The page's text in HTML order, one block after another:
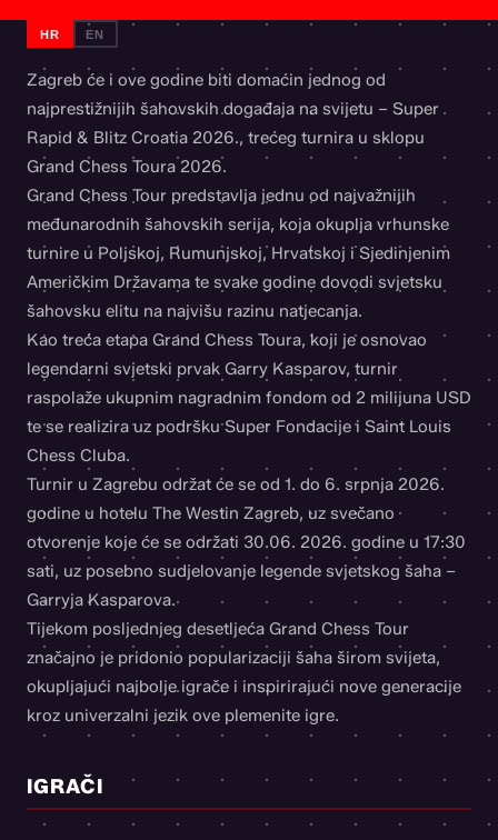
HR EN
Zagreb će i ove godine biti domaćin jednog od
najprestižnijih šahovskih događaja na svijetu – Super
Rapid & Blitz Croatia 2026., trećeg turnira u sklopu
Grand Chess Toura 2026.
Grand Chess Tour predstavlja jednu od najvažnijih
međunarodnih šahovskih serija, koja okuplja vrhunske
turnire u Poljskoj, Rumunjskoj, Hrvatskoj i Sjedinjenim
Američkim Državama te svake godine dovodi svjetsku
šahovsku elitu na najvišu razinu natjecanja.
Kao treća etapa Grand Chess Toura, koji je osnovao
legendarni svjetski prvak Garry Kasparov, turnir
raspolaže ukupnim nagradnim fondom od 2 milijuna USD
te se realizira uz podršku Super Fondacije i Saint Louis
Chess Cluba.
Turnir u Zagrebu održat će se od 1. do 6. srpnja 2026.
godine u hotelu The Westin Zagreb, uz svečano
otvorenje koje će se održati 30.06. 2026. godine u 17:30
sati, uz posebno sudjelovanje legende svjetskog šaha –
Garryja Kasparova.
Tijekom posljednjeg desetljeća Grand Chess Tour
značajno je pridonio popularizaciji šaha širom svijeta,
okupljajući najbolje igrače i inspirirajući nove generacije
kroz univerzalni jezik ove plemenite igre.
IGRAČI
VINCENT KEYMER
ALIREZA FIROUZJA
svjetski broj 6
ANISH GIRI
svjetski broj 9
JORDEN VAN FOREEST
svjetski broj 14
MAXIME VACHIER-LAGRAVE
RAMESHBABU PRAGGNANANDHAA
NODIRBEK ABDUSATTOROV
svjetski broj 4
IVAN ŠARIĆ
svjetski broj 60
GUKESH DOMMARAJU
svjetski broj 15
BOGDAN DEAC